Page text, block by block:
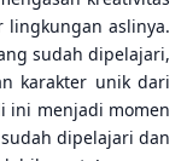
lingkungan aslinya.
sudah dipelajari,
karakter unik dari
ini menjadi momen
dipelajari dan